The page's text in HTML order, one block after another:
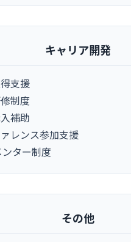
キャリア開発
支援
制度
補助
レンス参加支援
ター制度
その他